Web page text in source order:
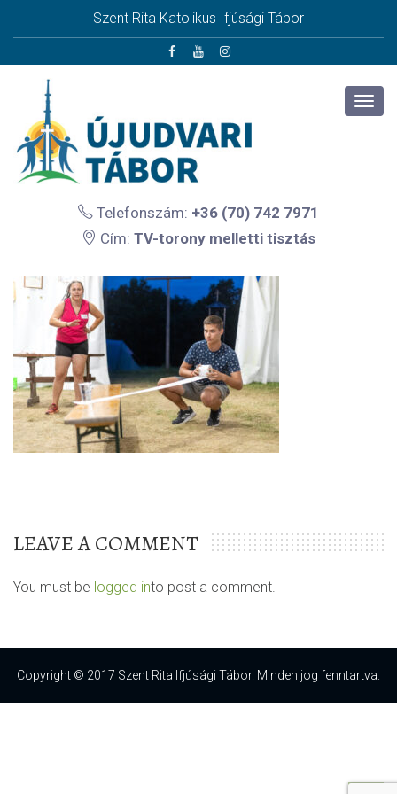
Szent Rita Katolikus Ifjúsági Tábor
Telefonszám: +36 (70) 742 7971
Cím: TV-torony melletti tisztás
LEAVE A COMMENT
You must be logged into post a comment.
Copyright © 2017 Szent Rita Ifjúsági Tábor. Minden jog fenntartva.